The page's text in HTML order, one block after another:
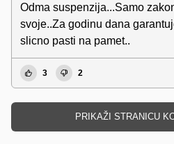
Odma suspenzija...Samo
svoje..Za godinu dana
slicno pasti na pamet..
3 2
PRIKAŽI STRANICU